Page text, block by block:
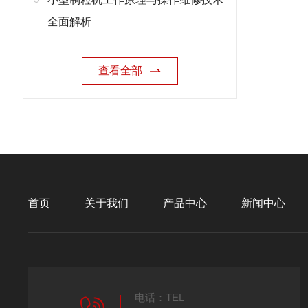
全面解析
查看全部
首页 关于我们 产品中心 新闻中心
电话：TEL